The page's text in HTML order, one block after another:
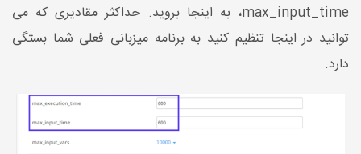
max_input_time، به اینجا بروید. حداکثر مقادیری که می
توانید در اینجا تنظیم کنید به برنامه میزبانی فعلی شما بستگی
دارد.